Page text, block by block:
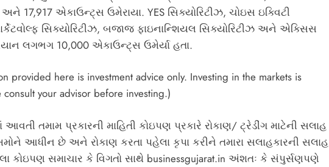
17,917 એકાઉન્ટ્સ ઉમેરાયા. YES સિક્યોરિટીઝ, ચોઇસ ઇક્વિટી
સિક્યોરિટીઝ, બજાજ ફાઇનાન્શિયલ સિક્યોરિટીઝ અને એક્સિસ
લગભગ 10,000 એકાઉન્ટ્સ ઉમેર્યા હતા.
provided here is investment advice only. Investing in the markets is
your advisor before investing.)
તમામ પ્રકારની માહિતી કોઇપણ પ્રકારે રોકાણ/ ટ્રેડીંગ માટેની સલાહ
આધીન છે અને રોકાણ કરતા પહેલા કૃપા કરીને તમારા સલાહકારની સલાહ
કોઇપણ સમાચાર કે વિગતો સાથે businessgujarat.in અંશતઃ કે સંપુર્સણપણે